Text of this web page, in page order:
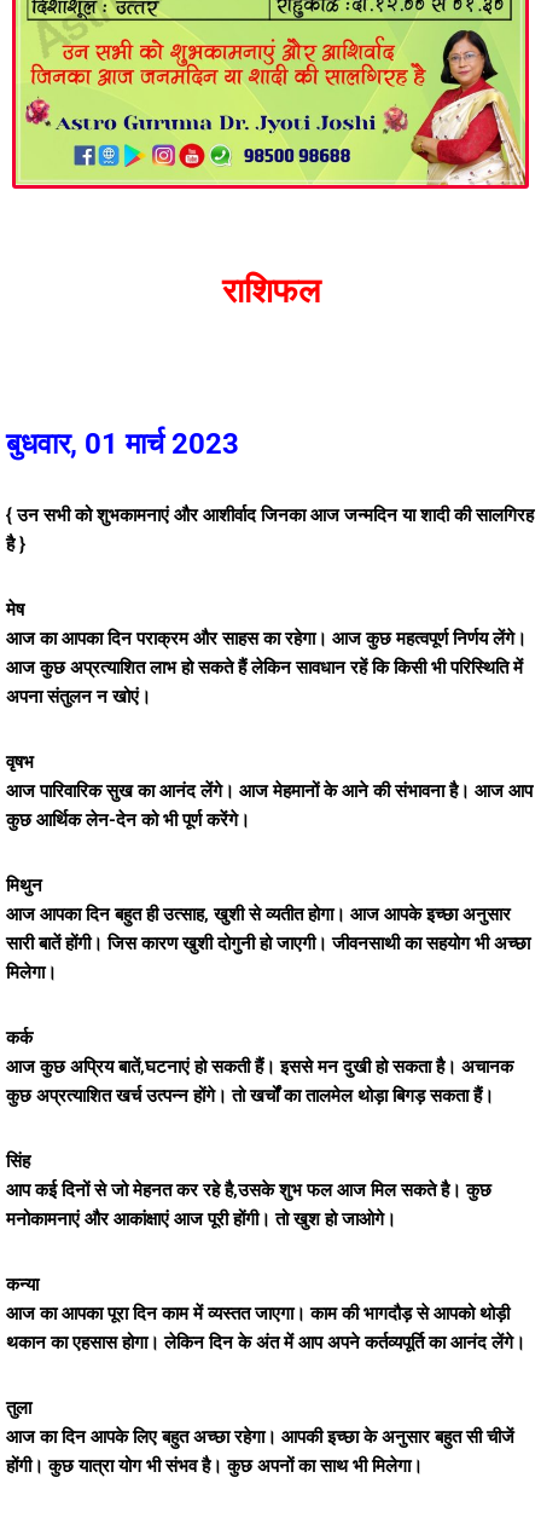
राशिफल
बुधवार, 01 मार्च 2023
{ उन सभी को शुभकामनाएं और आशीर्वाद जिनका आज जन्मदिन या शादी की सालगिरह
है }
मेष
आज का आपका दिन पराक्रम और साहस का रहेगा। आज कुछ महत्वपूर्ण निर्णय लेंगे।
आज कुछ अप्रत्याशित लाभ हो सकते हैं लेकिन सावधान रहें कि किसी भी परिस्थिति में
अपना संतुलन न खोएं।
वृषभ
आज पारिवारिक सुख का आनंद लेंगे। आज मेहमानों के आने की संभावना है। आज आप
कुछ आर्थिक लेन-देन को भी पूर्ण करेंगे।
मिथुन
आज आपका दिन बहुत ही उत्साह, खुशी से व्यतीत होगा। आज आपके इच्छा अनुसार
सारी बातें होंगी। जिस कारण खुशी दोगुनी हो जाएगी। जीवनसाथी का सहयोग भी अच्छा
मिलेगा।
कर्क
आज कुछ अप्रिय बातें,घटनाएं हो सकती हैं। इससे मन दुखी हो सकता है। अचानक
कुछ अप्रत्याशित खर्च उत्पन्न होंगे। तो खर्चों का तालमेल थोड़ा बिगड़ सकता हैं।
सिंह
आप कई दिनों से जो मेहनत कर रहे है,उसके शुभ फल आज मिल सकते है। कुछ
मनोकामनाएं और आकांक्षाएं आज पूरी होंगी। तो खुश हो जाओगे।
कन्या
आज का आपका पूरा दिन काम में व्यस्तत जाएगा। काम की भागदौड़ से आपको थोड़ी
थकान का एहसास होगा। लेकिन दिन के अंत में आप अपने कर्तव्यपूर्ति का आनंद लेंगे।
तुला
आज का दिन आपके लिए बहुत अच्छा रहेगा। आपकी इच्छा के अनुसार बहुत सी चीजें
होंगी। कुछ यात्रा योग भी संभव है। कुछ अपनों का साथ भी मिलेगा।